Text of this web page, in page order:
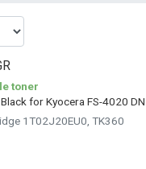
toner
for Kyocera FS-4020 DN
1T02J20EU0, TK360